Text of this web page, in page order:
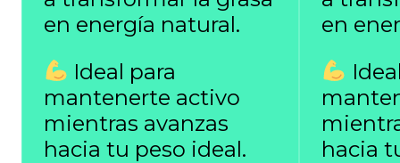
en energía natural.
Ideal para
mantenerte activo
mientras avanzas
hacia tu peso ideal.
en
hacia